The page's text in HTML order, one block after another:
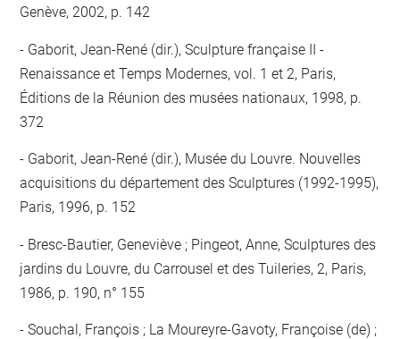
Genève, 2002, p. 142
Gaborit, Jean-René (dir.), Sculpture française II -
Renaissance et Temps Modernes, vol. 1 et 2, Paris,
Éditions de la Réunion des musées nationaux, 1998, p.
372
Gaborit, Jean-René (dir.), Musée du Louvre. Nouvelles
acquisitions du département des Sculptures (1992-1995),
Paris, 1996, p. 152
Bresc-Bautier, Geneviève ; Pingeot, Anne, Sculptures des
jardins du Louvre, du Carrousel et des Tuileries, 2, Paris,
1986, p. 190, n° 155
Souchal, François ; La Moureyre-Gavoty, Françoise (de) ;